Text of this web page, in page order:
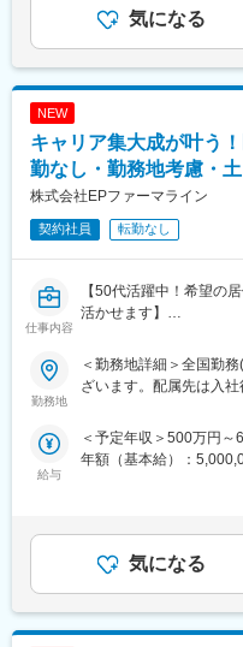
山駅前駅、高松築港駅
岡県)、長崎駅前駅、熊
通駅、東宿郷駅、栄町
(東京都)、茅場町駅、高
鹿児島中央駅
気になる
NEW
キャリア集大成が叶う
勤なし・勤務地考慮・
株式会社EPファーマライン
契約社員 転勤なし
仕事内容
【50代活躍中！希望の
活かせます】
【はじめに】
大手CSO、EPファーマ
の方を募集いたします！
方が可能です。
主に医療機器メーカー
【業務内容】
入社後は配属前研修を
機器メーカーへ配属され
行っていただくお仕事
勤務地
＜勤務地詳細＞全国勤
ざいます。配属先は入社
ます。）変更の範囲：
給与
＜予定年収＞500万円～
年額（基本給）：
気になる